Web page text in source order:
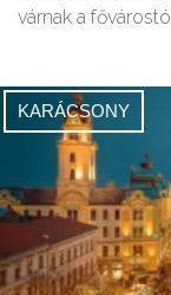
várnak a
KARÁCSONY